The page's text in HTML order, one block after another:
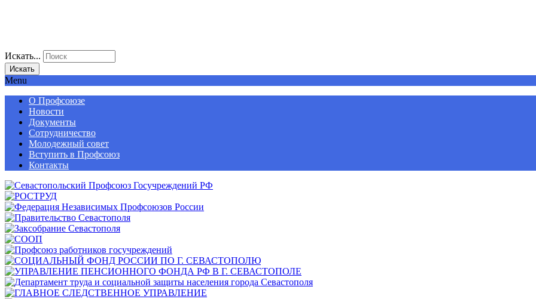
Искать...
Искать
Menu
О Профсоюзе
Новости
Документы
Сотрудничество
Молодежный совет
Вступить в Профсоюз
Контакты